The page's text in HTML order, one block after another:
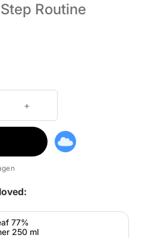
Routine
77%
250 ml